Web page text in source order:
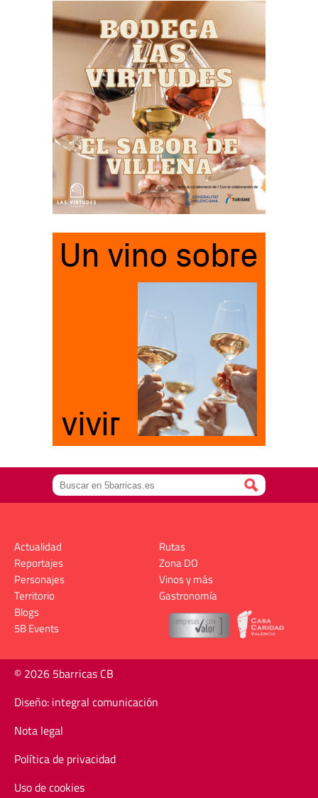
Actualidad
Reportajes
Personajes
Territorio
Rutas
Zona DO
Vinos y más
Gastronomía
Blogs
5B Events
© 2026 5barricas CB
Diseño: integral comunicación
Nota legal
Política de privacidad
Uso de cookies